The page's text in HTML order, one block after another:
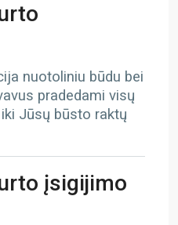
nuotoliniu būdu bei
pradedami visų
Jūsų būsto raktų
įsigijimo